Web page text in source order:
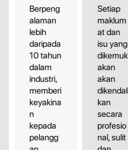
Berpeng
alaman
lebih
daripada
10 tahun
dalam
industri,
memberi
keyakina
n
kepada
pelangg
Setiap
maklum
at dan
isu yang
dikemuk
akan
akan
kan
secara
profesio
nal, sulit